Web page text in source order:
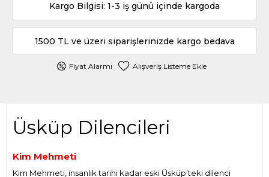
Kargo Bilgisi: 1-3 iş günü içinde kargoda
1500 TL ve üzeri siparişlerinizde kargo bedava
Fiyat Alarmı Alışveriş Listeme Ekle
Üsküp Dilencileri
Kim Mehmeti
Kim Mehmeti, insanlık tarihi kadar eski Üsküp’teki dilenci